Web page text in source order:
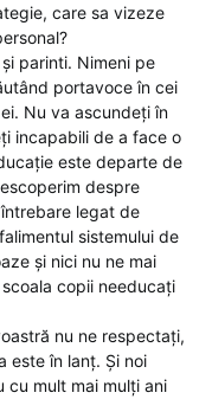
care sa vizeze
parinti. Nimeni pe
portavoce în cei
Nu va ascundeți în
incapabili de a face o
este departe de
despre
legat de
sistemului de
și nici nu ne mai
copii needucați
nu ne respectați,
este în lanț. Și noi
cu mult mai mulți ani